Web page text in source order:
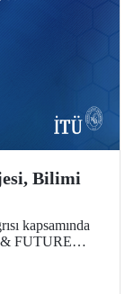
Bilimi
kapsamında
& FUTURE